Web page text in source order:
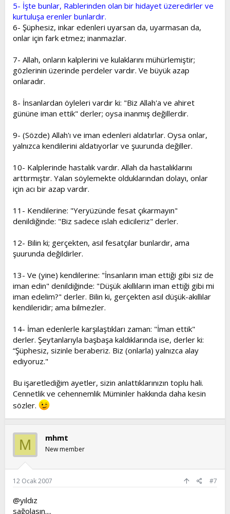
5- İşte bunlar, Rablerinden olan bir hidayet üzeredirler ve
kurtuluşa erenler bunlardır.
6- Şüphesiz, inkar edenleri uyarsan da, uyarmasan da,
onlar için fark etmez; inanmazlar.
7- Allah, onların kalplerini ve kulaklarını mühürlemiştir;
gözlerinin üzerinde perdeler vardır. Ve büyük azap
onlaradır.
8- İnsanlardan öyleleri vardır ki: "Biz Allah'a ve ahiret
gününe iman ettik" derler; oysa inanmış değillerdir.
9- (Sözde) Allah'ı ve iman edenleri aldatırlar. Oysa onlar,
yalnızca kendilerini aldatıyorlar ve şuurunda değiller.
10- Kalplerinde hastalık vardır. Allah da hastalıklarını
arttırmıştır. Yalan söylemekte olduklarından dolayı, onlar
için acı bir azap vardır.
11- Kendilerine: "Yeryüzünde fesat çıkarmayın"
denildiğinde: "Biz sadece ıslah edicileriz" derler.
12- Bilin ki; gerçekten, asıl fesatçılar bunlardır, ama
şuurunda değildirler.
13- Ve (yine) kendilerine: "İnsanların iman ettiği gibi siz de
iman edin" denildiğinde: "Düşük akıllıların iman ettiği gibi mi
iman edelim?" derler. Bilin ki, gerçekten asıl düşük-akıllılar
kendileridir; ama bilmezler.
14- İman edenlerle karşılaştıkları zaman: "İman ettik"
derler. Şeytanlarıyla başbaşa kaldıklarında ise, derler ki:
“Şüphesiz, sizinle beraberiz. Biz (onlarla) yalnızca alay
ediyoruz."
Bu işaretlediğim ayetler, sizin anlattıklarınızın toplu hali.
Cennetlik ve cehennemlik Müminler hakkında daha kesin
sözler.
M mhmt
New member
12 Ocak 2007 #7
@yıldız
sağolasın....